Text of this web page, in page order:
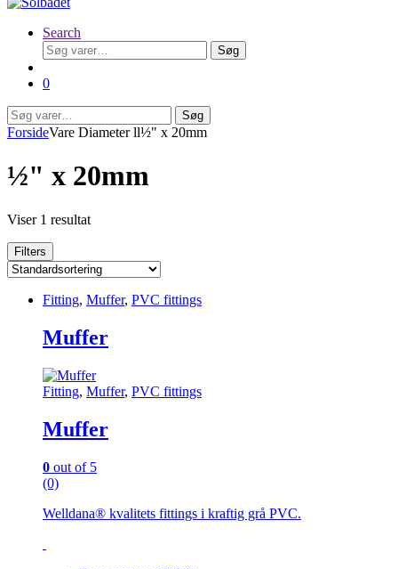
Search
Søg
efter:
Søg
0
Søg
efter:
Søg
ForsideVare Diameter ll½" x 20mm
½" x 20mm
Viser 1 resultat
Filters
Fitting, Muffer, PVC fittings
Muffer
Fitting, Muffer, PVC fittings
Muffer
0 out of 5
(0)
Welldana® kvalitets fittings i kraftig grå PVC.